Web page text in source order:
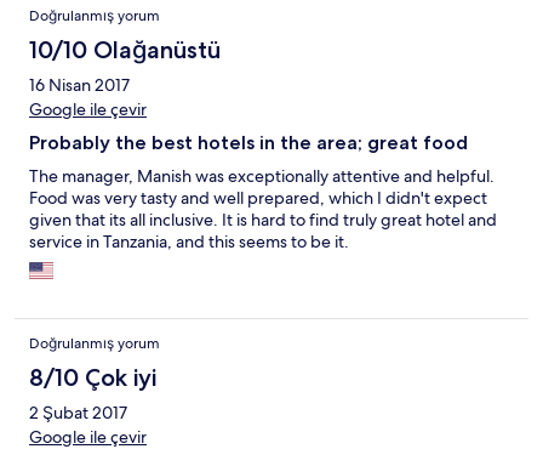
Doğrulanmış yorum
10/10 Olağanüstü
16 Nisan 2017
Google ile çevir
Probably the best hotels in the area; great food
The manager, Manish was exceptionally attentive and helpful.
Food was very tasty and well prepared, which I didn't expect
given that its all inclusive. It is hard to find truly great hotel and
service in Tanzania, and this seems to be it.
Doğrulanmış yorum
8/10 Çok iyi
2 Şubat 2017
Google ile çevir